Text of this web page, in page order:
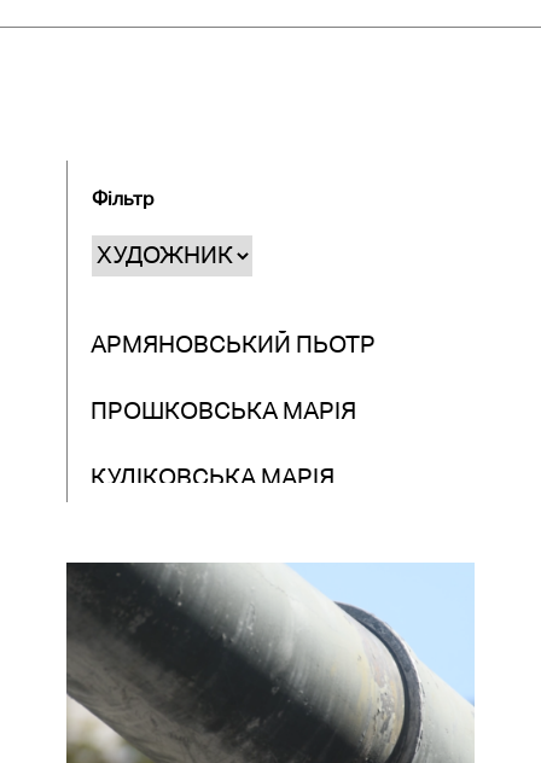
Фільтр
АРМЯНОВСЬКИЙ ПЬОТР
ПРОШКОВСЬКА МАРІЯ
КУЛІКОВСЬКА МАРІЯ
МАКСИМЕНКО АЛІНА
НАДУДА АННА
МАЛАЩУК ЯРЕМА ТА ХІМЕЙ